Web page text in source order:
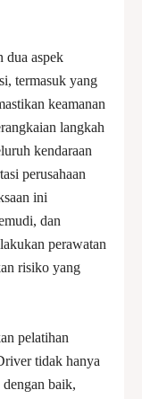
dua aspek
termasuk yang
keamanan
langkah
kendaraan
perusahaan
ini
dan
perawatan
risiko yang
pelatihan
tidak hanya
baik,